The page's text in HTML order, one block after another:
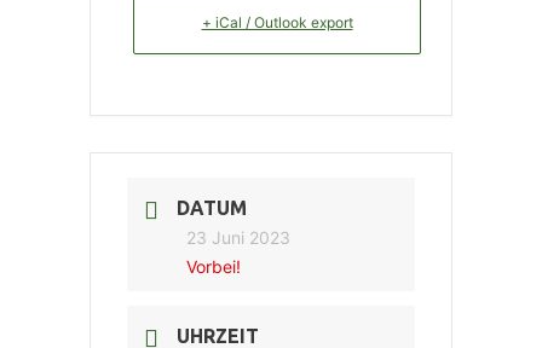
+ iCal / Outlook export
DATUM
23 Juni 2023
Vorbei!
UHRZEIT